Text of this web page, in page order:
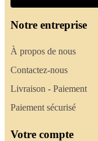
Notre entreprise
À propos de nous
Contactez-nous
Livraison - Paiement
Paiement sécurisé
Votre compte